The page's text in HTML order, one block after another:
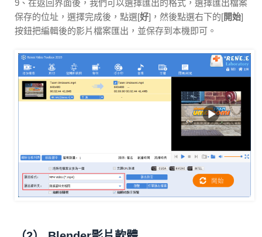
9、在返回界面後，我們可以選擇匯出的格式，選擇匯出檔案
保存的位址，選擇完成後，點選[好]，然後點選右下的[開始]
按鈕把編輯後的影片檔案匯出，並保存到本機即可。